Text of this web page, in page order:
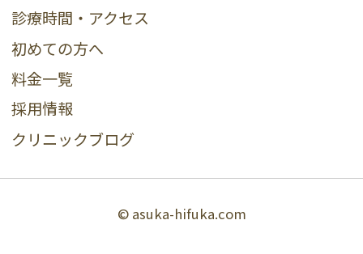
診療時間・アクセス
初めての方へ
料金一覧
採用情報
クリニックブログ
© asuka-hifuka.com